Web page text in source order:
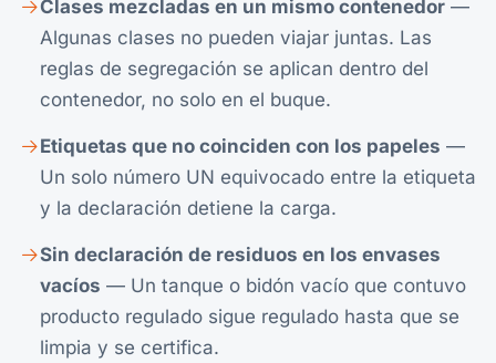
Clases mezcladas en un mismo contenedor —
Algunas clases no pueden viajar juntas. Las
reglas de segregación se aplican dentro del
contenedor, no solo en el buque.
Etiquetas que no coinciden con los papeles —
Un solo número UN equivocado entre la etiqueta
y la declaración detiene la carga.
Sin declaración de residuos en los envases
vacíos — Un tanque o bidón vacío que contuvo
producto regulado sigue regulado hasta que se
limpia y se certifica.